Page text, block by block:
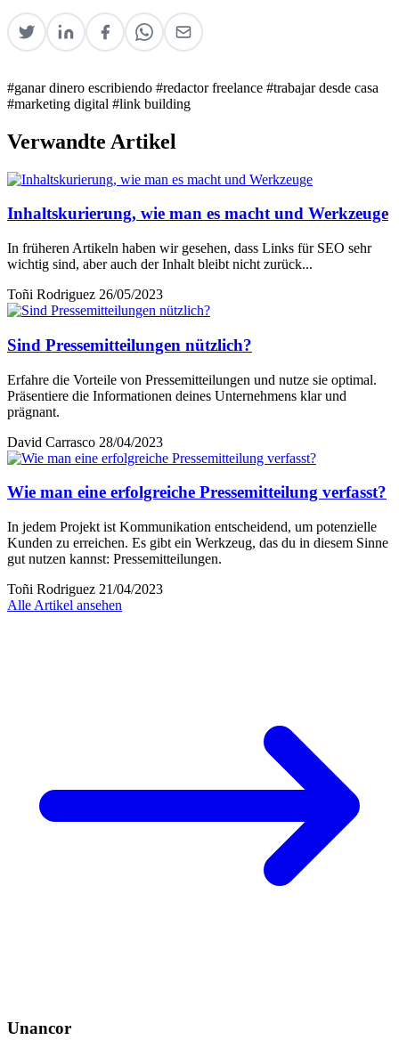
#ganar dinero escribiendo #redactor freelance #trabajar desde casa
#marketing digital #link building
Verwandte Artikel
Inhaltskurierung, wie man es macht und Werkzeuge
In früheren Artikeln haben wir gesehen, dass Links für SEO sehr
wichtig sind, aber auch der Inhalt bleibt nicht zurück...
Toñi Rodriguez 26/05/2023
Sind Pressemitteilungen nützlich?
Erfahre die Vorteile von Pressemitteilungen und nutze sie optimal.
Präsentiere die Informationen deines Unternehmens klar und
prägnant.
David Carrasco 28/04/2023
Wie man eine erfolgreiche Pressemitteilung verfasst?
In jedem Projekt ist Kommunikation entscheidend, um potenzielle
Kunden zu erreichen. Es gibt ein Werkzeug, das du in diesem Sinne
gut nutzen kannst: Pressemitteilungen.
Toñi Rodriguez 21/04/2023
Alle Artikel ansehen
Unancor